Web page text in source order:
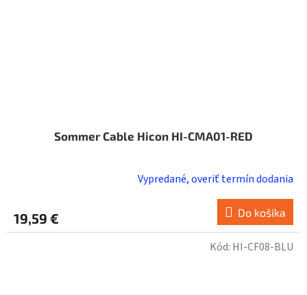
Sommer Cable Hicon HI-CMA01-RED
Vypredané, overiť termín dodania
19,59 € Do košíka
Kód: HI-CF08-BLU